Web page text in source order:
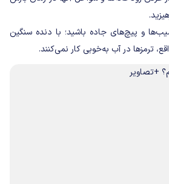
و پیچ‌های جاده باشید؛ با دنده سنگین
ترمزها در آب به‌خوبی کار نمی‌کنند.